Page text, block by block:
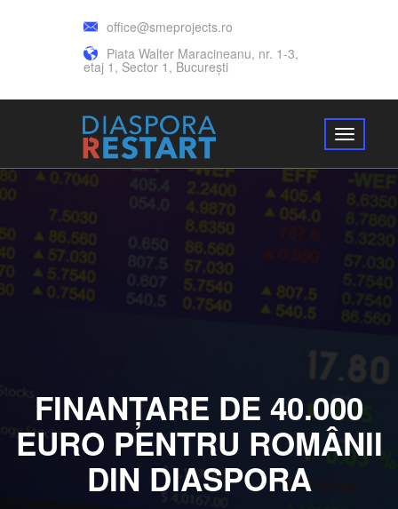
office@smeprojects.ro
Piata Walter Maracineanu, nr. 1-3,
etaj 1, Sector 1, București
FINANȚARE DE 40.000
EURO PENTRU ROMÂNII
DIN DIASPORA